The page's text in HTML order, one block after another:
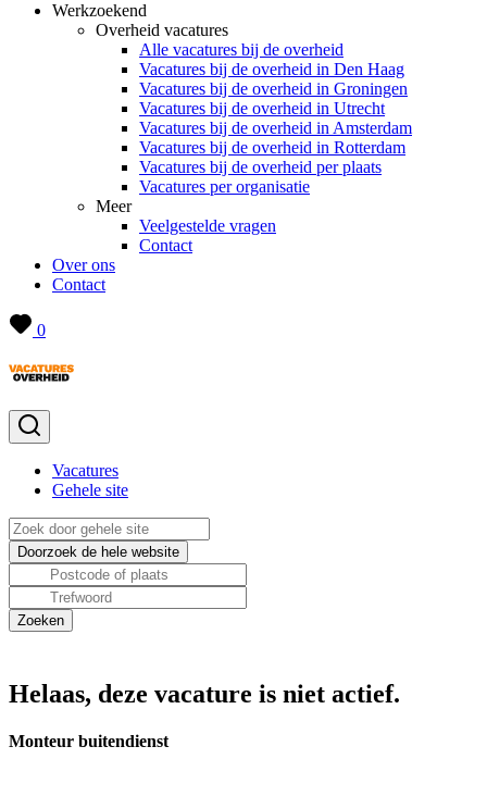
Werkzoekend
Overheid vacatures
Alle vacatures bij de overheid
Vacatures bij de overheid in Den Haag
Vacatures bij de overheid in Groningen
Vacatures bij de overheid in Utrecht
Vacatures bij de overheid in Amsterdam
Vacatures bij de overheid in Rotterdam
Vacatures bij de overheid per plaats
Vacatures per organisatie
Meer
Veelgestelde vragen
Contact
Over ons
Contact
0
Vacatures
Gehele site
Helaas, deze vacature is niet actief.
Monteur buitendienst